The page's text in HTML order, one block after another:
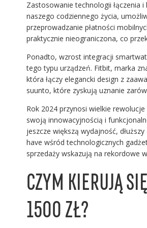
Zastosowanie technologii łączenia
naszego codziennego życia,
przeprowadzanie płatności
praktycznie nieograniczona, co
Ponadto, wzrost integracji
tego typu urządzeń. Fitbit, marka
która łączy elegancki design z
suunto, które zyskują uznanie
Rok 2024 przynosi wielkie
swoją innowacyjnością i
jeszcze większą wydajność,
have wśród technologicznych
sprzedaży wskazują na rekordowe
CZYM KIERUJĄ
1500 ZŁ?